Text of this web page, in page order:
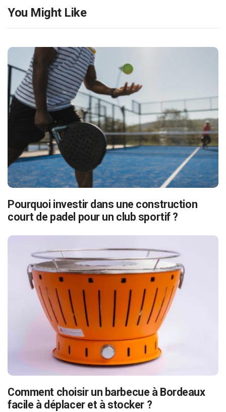
You Might Like
Pourquoi investir dans une construction
court de padel pour un club sportif ?
Comment choisir un barbecue à Bordeaux
facile à déplacer et à stocker ?